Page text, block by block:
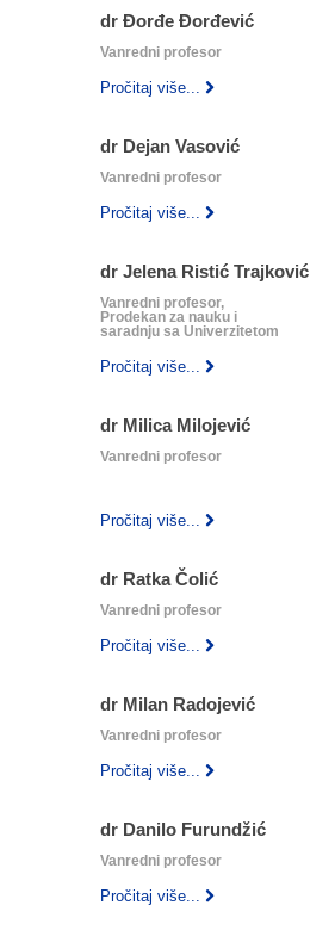
dr Đorđe Đorđević
Vanredni profesor
Pročitaj više...
dr Dejan Vasović
Vanredni profesor
Pročitaj više...
dr Jelena Ristić Trajković
Vanredni profesor,
Prodekan za nauku i
saradnju sa Univerzitetom
Pročitaj više...
dr Milica Milojević
Vanredni profesor
Pročitaj više...
dr Ratka Čolić
Vanredni profesor
Pročitaj više...
dr Milan Radojević
Vanredni profesor
Pročitaj više...
dr Danilo Furundžić
Vanredni profesor
Pročitaj više...